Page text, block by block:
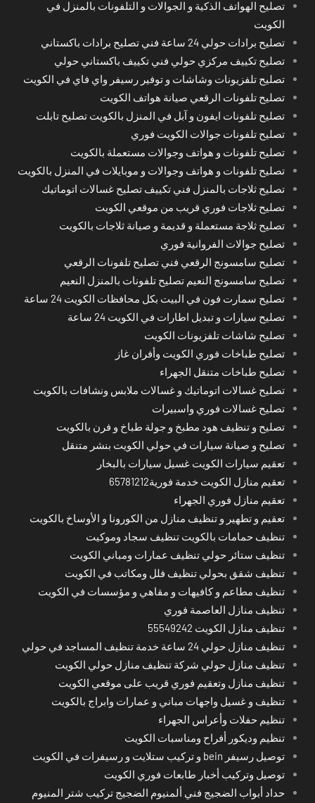
تصليح الهواتف الذكية و الجوالات و التلفونات بالمنزل في
الكويت
تصليح برادات حولي 24 ساعة فني تصليح برادات باكستاني
تصليح تكييف مركزي حولي فني تكييف باكستاني حولي
تصليح تلفزيونات وشاشات و توفير رسيفر واي فاي في الكويت
تصليح تلفونات الرقعي صيانة هواتف الكويت
تصليح تلفونات ايفون و آبل في المنزل بالكويت تصليح تابلت
تصليح تلفونات جوالات الكويت فوري
تصليح تلفونات و هواتف وجوالات مستعملة بالكويت
تصليح تلفونات و هواتف وجوالات و موبايلات في المنزل بالكويت
تصليح ثلاجات بالمنزل فني تكييف تصليح غسالات اتوماتيك
تصليح ثلاجات فوري قريب من موقعي الكويت
تصليح ثلاجة مستعملة و قديمة و صيانة ثلاجات بالكويت
تصليح جوالات الفروانية فوري
تصليح سامسونج الرقعي فني تصليح تلفونات الرقعي
تصليح سامسونج النعيم تصليح تلفونات بالمنزل النعيم
تصليح سمارت فون في البيت بكل محافظات الكويت 24 ساعة
تصليح سيارات و تبديل اطارات في الكويت 24 ساعة
تصليح شاشات تلفزيونات الكويت
تصليح طباخات فوري الكويت وأفران غاز
تصليح طباخات متنقل الجهراء
تصليح غسالات اتوماتيك و غسالات ملابس ونشافات بالكويت
تصليح غسالات فوري واسبيرات
تصليح و تنظيف هود مطبخ و جولة طباخ و فرن بالكويت
تصليح و صيانة سيارات في حولي الكويت بنشر متنقل
تعقيم سيارات الكويت غسيل سيارات بالبخار
تعقيم منازل الكويت خدمة فورية65781212
تعقيم منازل فوري الجهراء
تعقيم و تطهير و تنظيف منازل من الكورونا و الأوساخ بالكويت
تنظيف حمامات بالكويت تنظيف سجاد وموكيت
تنظيف ستائر حولي تنظيف عمارات ومباني الكويت
تنظيف شقق بحولي تنظيف فلل ومكاتب في الكويت
تنظيف مطاعم و كافيهات و مقاهي و مؤسسات في الكويت
تنظيف منازل العاصمة فوري
تنظيف منازل الكويت 55549242
تنظيف منازل حولي 24 ساعة خدمة تنظيف المساجد في حولي
تنظيف منازل حولي شركة تنظيف منازل حولي الكويت
تنظيف منازل وتعقيم فوري قريب على موقعي الكويت
تنظيف و غسيل واجهات مباني و عمارات وابراج بالكويت
تنظيم حفلات وأعراس الجهراء
تنظيم وديكور أفراح ومناسبات الكويت
توصيل رسيفر bein و تركيب ستلايت و رسيفرات في الكويت
توصيل وتركيب أخبار طابعات فوري الكويت
حداد أبواب الضجيج فني ألمنيوم الضجيج تركيب شتر المنيوم